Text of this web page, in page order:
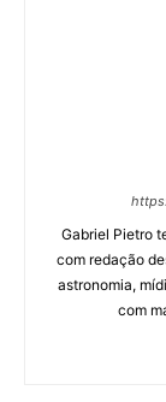
Gabriel Pietro
com redação
astronomia,
com